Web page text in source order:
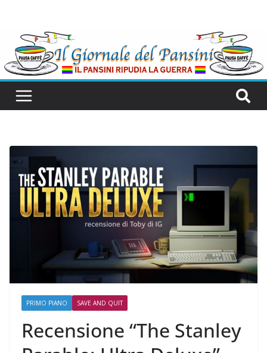
PRIMO PIANO SAVE AND QUIT
Recensione “The Stanley